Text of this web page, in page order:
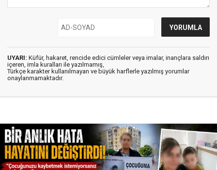
UYARI: Küfür, hakaret, rencide edici cümleler veya imalar, inançlara saldırı
içeren, imla kuralları ile yazılmamış,
Türkçe karakter kullanılmayan ve büyük harflerle yazılmış yorumlar
onaylanmamaktadır.